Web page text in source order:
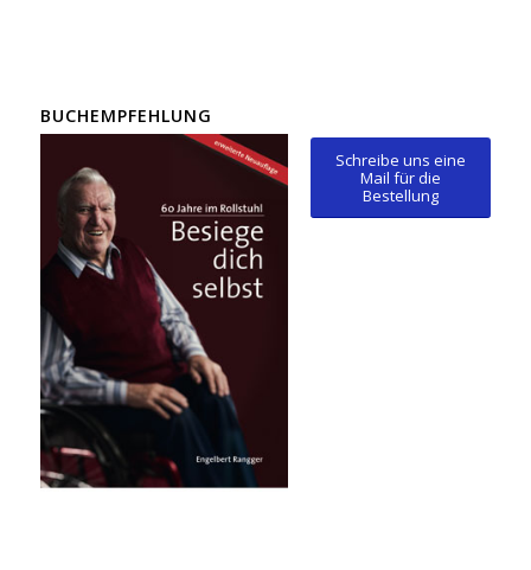
BUCHEMPFEHLUNG
Schreibe uns eine
Mail für die
Bestellung